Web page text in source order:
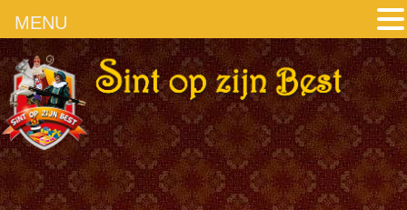
MENU